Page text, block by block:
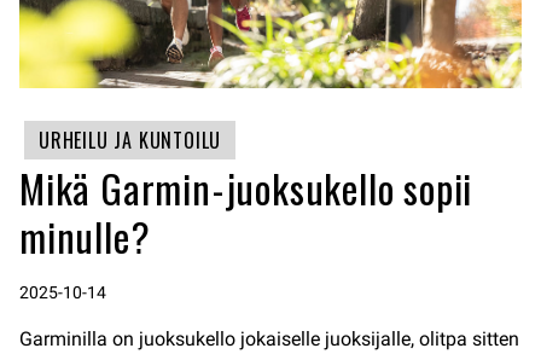
URHEILU JA KUNTOILU
Mikä Garmin-juoksukello sopii
minulle?
2025-10-14
Garminilla on juoksukello jokaiselle juoksijalle, olitpa sitten